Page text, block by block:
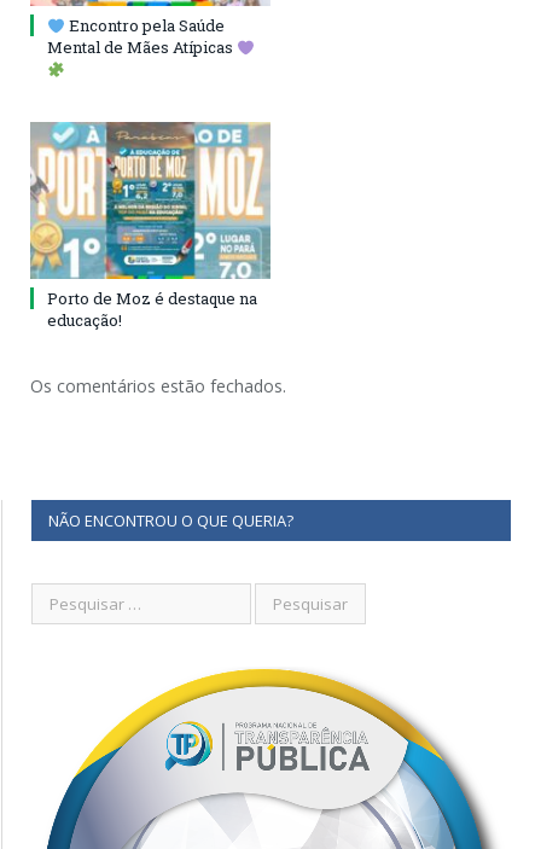
Encontro pela Saúde
Mental de Mães Atípicas
Porto de Moz é destaque na
educação!
Os comentários estão fechados.
NÃO ENCONTROU O QUE QUERIA?